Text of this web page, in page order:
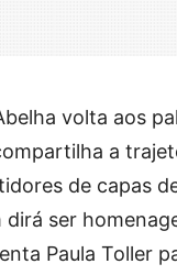
volta aos
a
de capas
ser
Paula Toller